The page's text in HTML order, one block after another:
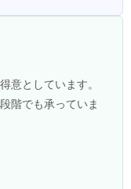
意としています。
階でも承っていま